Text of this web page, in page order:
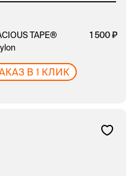
TAPE®
1 500
В 1 КЛИК